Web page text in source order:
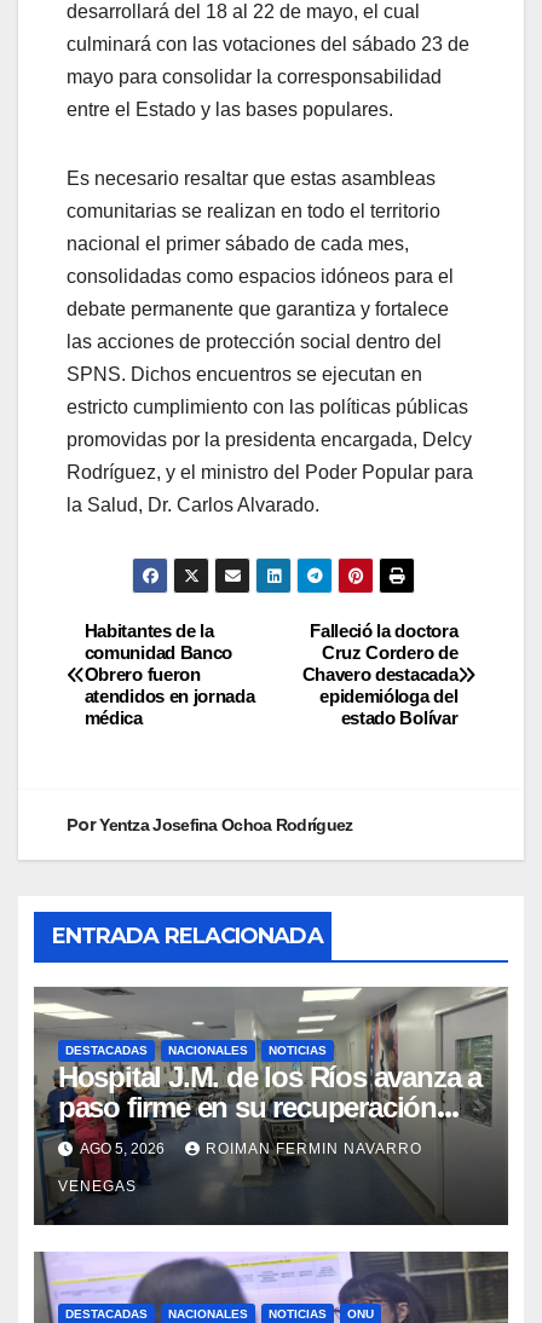
desarrollará del 18 al 22 de mayo, el cual
culminará con las votaciones del sábado 23 de
mayo para consolidar la corresponsabilidad
entre el Estado y las bases populares.
Es necesario resaltar que estas asambleas
comunitarias se realizan en todo el territorio
nacional el primer sábado de cada mes,
consolidadas como espacios idóneos para el
debate permanente que garantiza y fortalece
las acciones de protección social dentro del
SPNS. Dichos encuentros se ejecutan en
estricto cumplimiento con las políticas públicas
promovidas por la presidenta encargada, Delcy
Rodríguez, y el ministro del Poder Popular para
la Salud, Dr. Carlos Alvarado.
Falleció la doctora
Cruz Cordero de
Chavero destacada
epidemióloga del
estado Bolívar
Habitantes de la
comunidad Banco
Obrero fueron
atendidos en jornada
médica
PorYentza Josefina Ochoa Rodríguez
ENTRADA RELACIONADA
DESTACADAS NACIONALES NOTICIAS
Hospital J.M. de los Ríos avanza a
paso firme en su recuperación
tras los recientes eventos
sísmicos
AGO 5, 2026 ROIMAN FERMIN NAVARRO
VENEGAS
DESTACADAS NACIONALES NOTICIAS ONU